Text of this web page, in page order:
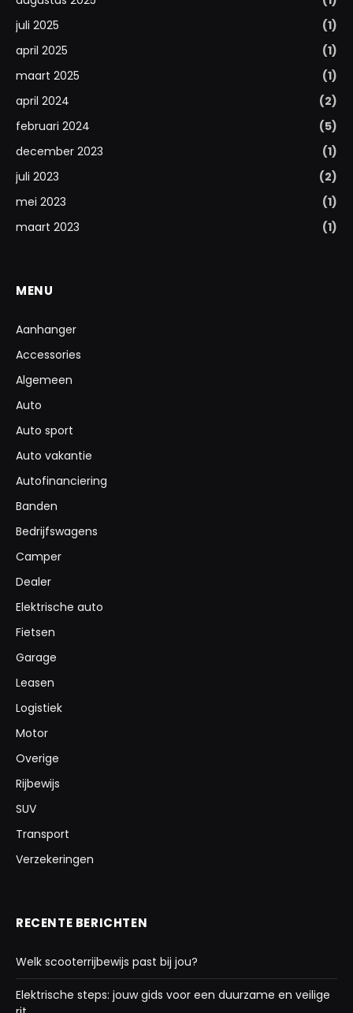
juli 2025
(1)
april 2025
(1)
maart 2025
(1)
april 2024
(2)
februari 2024
(5)
december 2023
(1)
juli 2023
(2)
mei 2023
(1)
maart 2023
(1)
MENU
Aanhanger
Accessories
Algemeen
Auto
Auto sport
Auto vakantie
Autofinanciering
Banden
Bedrijfswagens
Camper
Dealer
Elektrische auto
Fietsen
Garage
Leasen
Logistiek
Motor
Overige
Rijbewijs
SUV
Transport
Verzekeringen
RECENTE BERICHTEN
Welk scooterrijbewijs past bij jou?
Elektrische steps: jouw gids voor een duurzame en veilige